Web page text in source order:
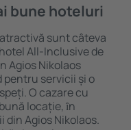
bune hoteluri
sunt câteva
All-Inclusive de
Agios Nikolaos
servicii și o
O cazare cu
locație, ȋn
Agios Nikolaos.